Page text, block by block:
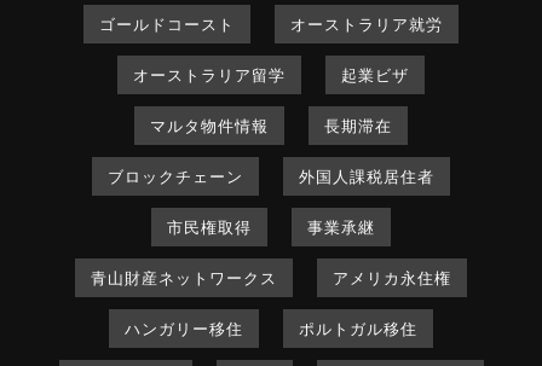
ゴールドコースト オーストラリア就労
オーストラリア留学 起業ビザ
マルタ物件情報 長期滞在
ブロックチェーン 外国人課税居住者
市民権取得 事業承継
青山財産ネットワークス アメリカ永住権
ハンガリー移住 ポルトガル移住